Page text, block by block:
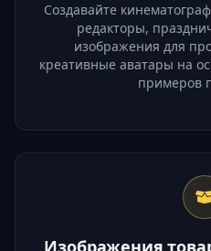
Создавайте
редакторы,
изображения для
креативные аватары на
примеров
Изображения